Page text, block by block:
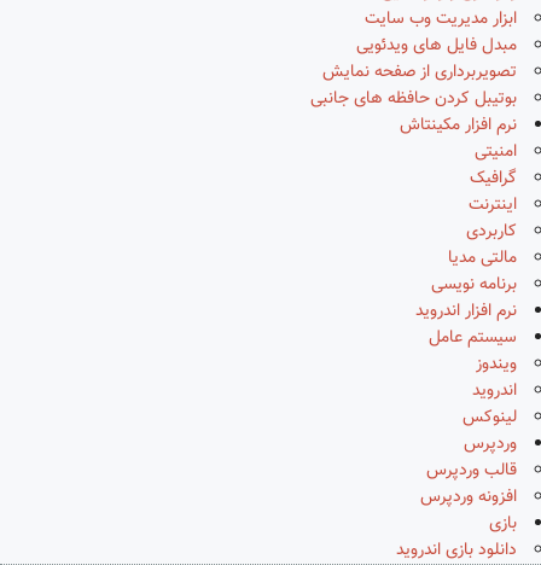
ابزار مدیریت وب سایت
مبدل فایل های ویدئویی
تصویربرداری از صفحه نمایش
بوتیبل کردن حافظه های جانبی
نرم افزار مکینتاش
امنیتی
گرافیک
اینترنت
کاربردی
مالتی مدیا
برنامه نویسی
نرم افزار اندروید
سیستم عامل
ویندوز
اندروید
لینوکس
وردپرس
قالب وردپرس
افزونه وردپرس
بازی
دانلود بازی اندروید